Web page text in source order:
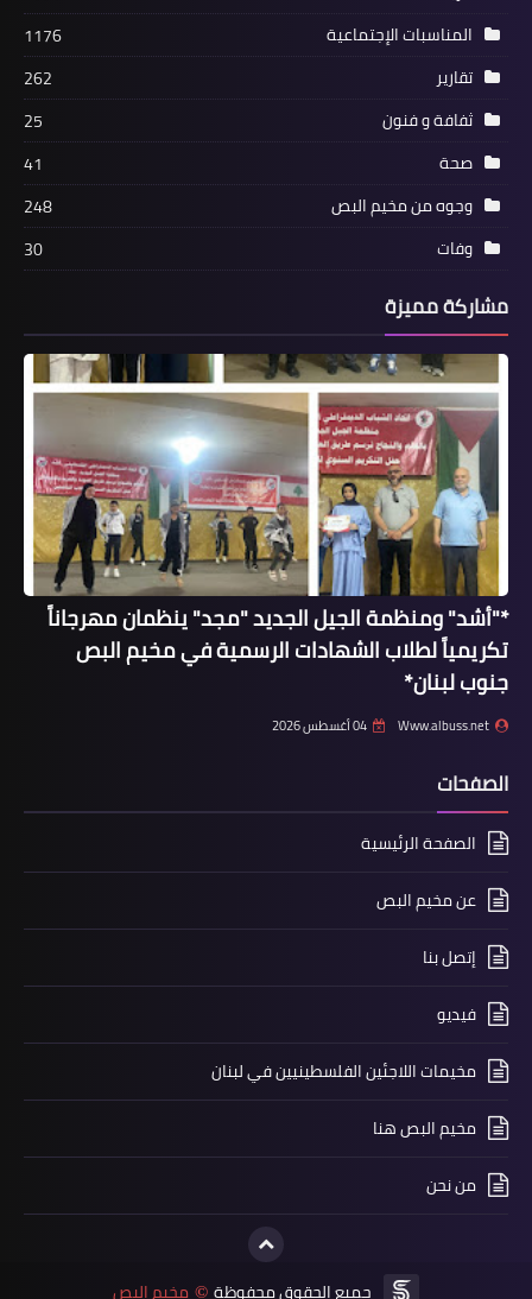
منظمة التحرير تعلن حل أزمة المازوت في
مخيم عين الحلوة
فيديو
*بالفيديو:*زفة العريس الأستاذ ربيع عبد
الله*
*جمعية الشفاء وصندوق الزكاة وحملة
أهل الخير قاموا برش مبيدات للحشرات
مخيم البص*
*المباراة الـ 15 من دورة "الاصدقاء" لكرة
المناسبات الإجتماعية
1176
تقارير
262
ثفافة و فنون
25
صحة
41
وجوه من مخيم البص
248
وفات
30
مشاركة مميزة
*"أشد" ومنظمة الجيل الجديد "مجد" ينظمان مهرجاناً
تكريمياً لطلاب الشهادات الرسمية في مخيم البص
جنوب لبنان*
Www.albuss.net 04 أغسطس 2026
الصفحات
الصفحة الرئيسية
عن مخيم البص
إتصل بنا
فيديو
مخيمات اللاجئين الفلسطينيين في لبنان
مخيم البص هنا
من نحن
جميع الحقوق محفوظة © مخيم البص